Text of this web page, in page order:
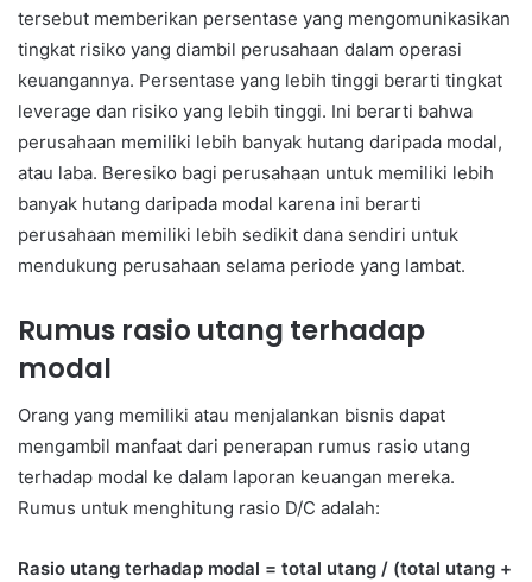
tersebut memberikan persentase yang mengomunikasikan
tingkat risiko yang diambil perusahaan dalam operasi
keuangannya. Persentase yang lebih tinggi berarti tingkat
leverage dan risiko yang lebih tinggi. Ini berarti bahwa
perusahaan memiliki lebih banyak hutang daripada modal,
atau laba. Beresiko bagi perusahaan untuk memiliki lebih
banyak hutang daripada modal karena ini berarti
perusahaan memiliki lebih sedikit dana sendiri untuk
mendukung perusahaan selama periode yang lambat.
Rumus rasio utang terhadap
modal
Orang yang memiliki atau menjalankan bisnis dapat
mengambil manfaat dari penerapan rumus rasio utang
terhadap modal ke dalam laporan keuangan mereka.
Rumus untuk menghitung rasio D/C adalah:
Rasio utang terhadap modal = total utang / (total utang +